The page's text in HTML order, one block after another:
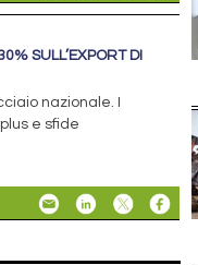
SULL’EXPORT DI
nazionale. I
e sfide